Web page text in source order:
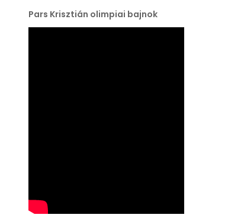
Pars Krisztián olimpiai bajnok